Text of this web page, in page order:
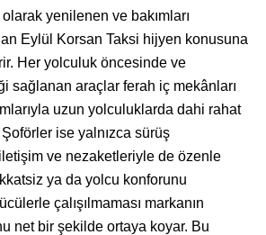
yenilenen ve bakımları
Eylül Korsan Taksi hijyen konusuna
Her yolculuk öncesinde ve
sağlanan araçlar ferah iç mekânları
uzun yolculuklarda dahi rahat
ise yalnızca sürüş
ve nezaketleriyle de özenle
ya da yolcu konforunu
çalışılmaması markanın
net bir şekilde ortaya koyar. Bu